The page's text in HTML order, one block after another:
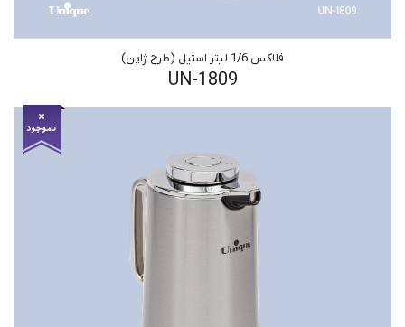
فلاکس 1/6 لیتر استیل (طرح ژاپن)
UN-1809